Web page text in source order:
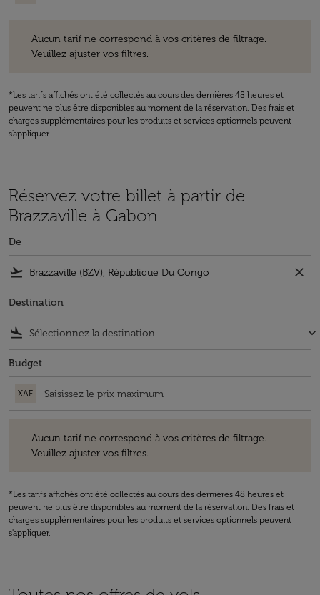
Aucun tarif ne correspond à vos critères de filtrage.
Veuillez ajuster vos filtres.
*Les tarifs affichés ont été collectés au cours des dernières 48 heures et
peuvent ne plus être disponibles au moment de la réservation. Des frais et
charges supplémentaires pour les produits et services optionnels peuvent
s'appliquer.
Réservez votre billet à partir de
Brazzaville à Gabon
De
flight_takeoff close
Destination
flight_land keyboard_arrow_down
Budget
XAF
Aucun tarif ne correspond à vos critères de filtrage.
Veuillez ajuster vos filtres.
*Les tarifs affichés ont été collectés au cours des dernières 48 heures et
peuvent ne plus être disponibles au moment de la réservation. Des frais et
charges supplémentaires pour les produits et services optionnels peuvent
s'appliquer.